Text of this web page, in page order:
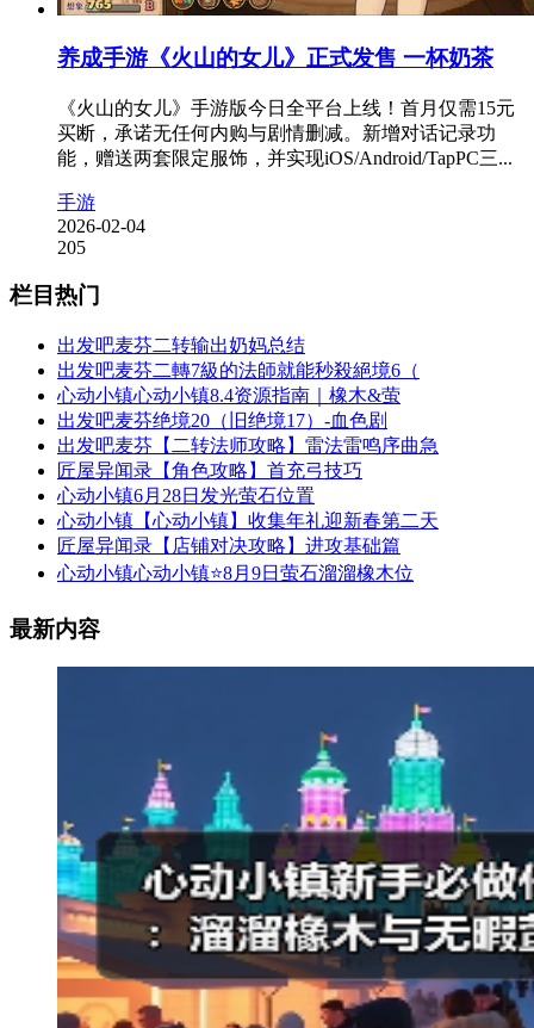
养成手游《火山的女儿》正式发售 一杯奶茶
《火山的女儿》手游版今日全平台上线！首月仅需15元
买断，承诺无任何内购与剧情删减。新增对话记录功
能，赠送两套限定服饰，并实现iOS/Android/TapPC三...
手游
2026-02-04
205
栏目热门
出发吧麦芬二转输出奶妈总结
出发吧麦芬二轉7級的法師就能秒殺絕境6（
心动小镇心动小镇8.4资源指南｜橡木&萤
出发吧麦芬绝境20（旧绝境17）-血色剧
出发吧麦芬【二转法师攻略】雷法雷鸣序曲急
匠屋异闻录【角色攻略】首充弓技巧
心动小镇6月28日发光萤石位置
心动小镇【心动小镇】收集年礼迎新春第二天
匠屋异闻录【店铺对决攻略】进攻基础篇
心动小镇心动小镇⭐8月9日萤石溜溜橡木位
最新内容